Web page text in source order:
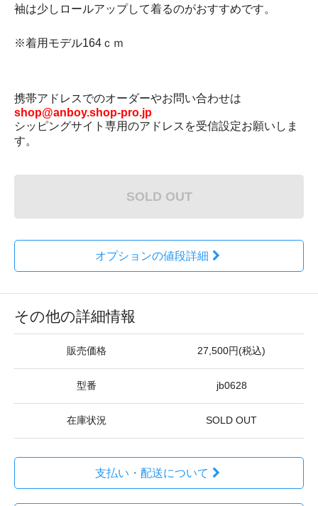
袖は少しロールアップして着るのがおすすめです。
※着用モデル164ｃｍ
携帯アドレスでのオーダーやお問い合わせは
shop@anboy.shop-pro.jp
シッピングサイト専用のアドレスを受信設定お願いしま
す。
SOLD OUT
オプションの値段詳細
その他の詳細情報
販売価格 27,500円(税込)
型番 jb0628
在庫状況 SOLD OUT
支払い・配送について